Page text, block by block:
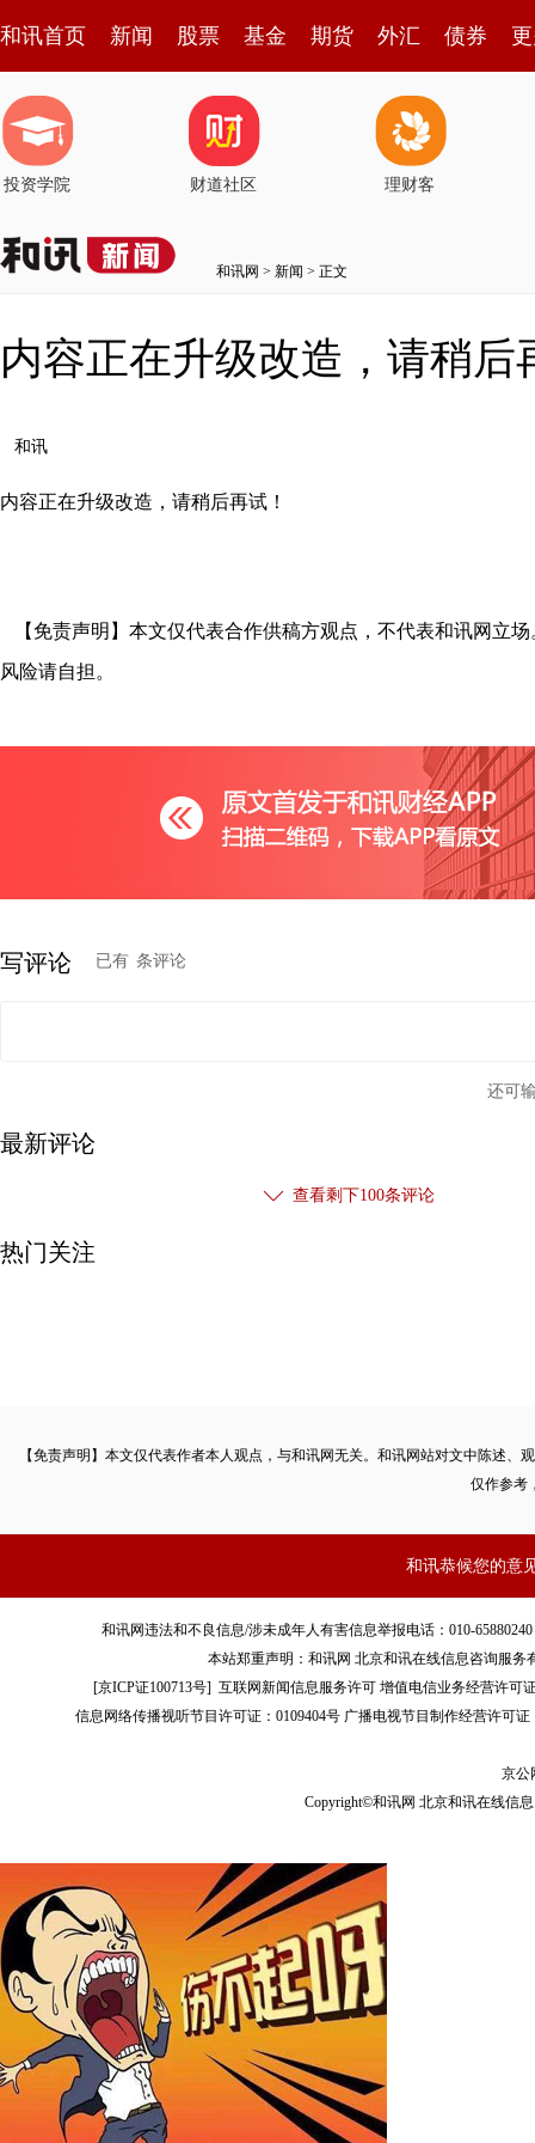
和讯首页 新闻 股票 基金 期货 外汇 债券
投资学院 财道社区 理财客
和讯网 > 新闻 > 正文
内容正在升级改造，请稍后
和讯
内容正在升级改造，请稍后再试！
【免责声明】本文仅代表合作供稿方观点，不代表和讯网立
风险请自担。
写评论 已有 条评论
还可
最新评论
查看剩下100条评论
热门关注
【免责声明】本文仅代表作者本人观点，与和讯网无关。和讯网站对文中陈述
仅作参考
和讯恭候您的意
和讯网违法和不良信息/涉未成年人有害信息举报电话：010-
本站郑重声明：和讯网 北京和讯在线信息咨询服
[京ICP证100713号]互联网新闻信息服务许可 增值电信业务经营许可
信息网络传播视听节目许可证：0109404号 广播电视节目制作经营许可证
京公
Copyright©和讯网 北京和讯在线信